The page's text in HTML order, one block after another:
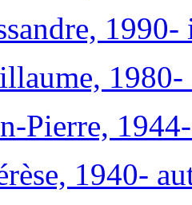
1980-
Pierre,
1940-